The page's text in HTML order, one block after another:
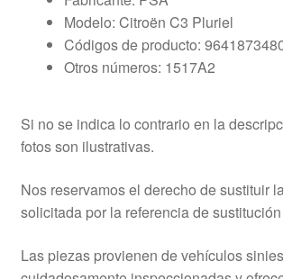
Modelo: Citroën C3 Pluriel
Códigos de producto:
Otros números: 1517A2
Si no se indica lo contrario en la
fotos son ilustrativas.
Nos reservamos el derecho de sustituir
solicitada por la referencia de
Las piezas provienen de vehículos